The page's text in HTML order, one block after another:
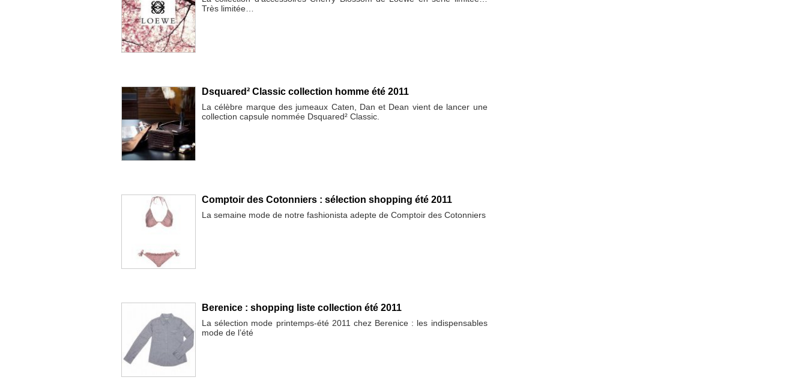
Très limitée…
Dsquared² Classic collection homme été 2011
La célèbre marque des jumeaux Caten, Dan et Dean vient de lancer une
collection capsule nommée Dsquared² Classic.
Comptoir des Cotonniers : sélection shopping été 2011
La semaine mode de notre fashionista adepte de Comptoir des Cotonniers
Berenice : shopping liste collection été 2011
La sélection mode printemps-été 2011 chez Berenice : les indispensables
mode de l’été